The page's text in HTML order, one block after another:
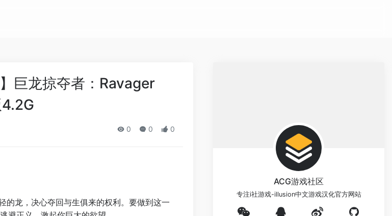
巨龙掠夺者：Ravager
0 0 0
的龙，决心夺回与生俱来的权利。要做到这一
ACG游戏社区
专注i社游戏-illusion中文游戏汉化官方网站